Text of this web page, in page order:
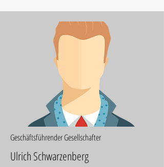
Geschäftsführender Gesellschafter
Ulrich Schwarzenberg